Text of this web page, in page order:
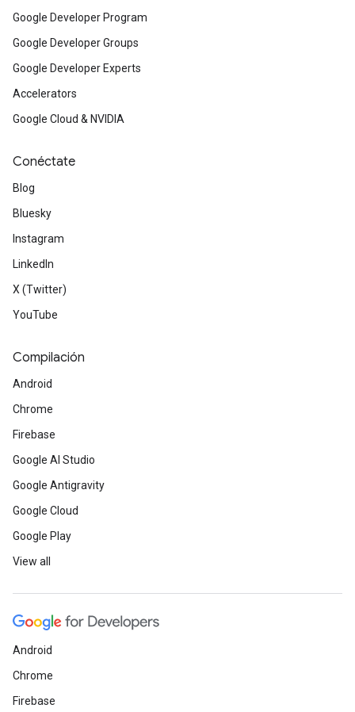
Google Developer Program
Google Developer Groups
Google Developer Experts
Accelerators
Google Cloud & NVIDIA
Conéctate
Blog
Bluesky
Instagram
LinkedIn
X (Twitter)
YouTube
Compilación
Android
Chrome
Firebase
Google AI Studio
Google Antigravity
Google Cloud
Google Play
View all
Android
Chrome
Firebase